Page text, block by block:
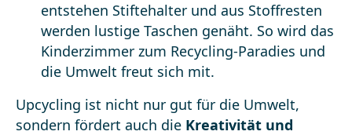
entstehen Stiftehalter und aus Stoffresten
werden lustige Taschen genäht. So wird das
Kinderzimmer zum Recycling-Paradies und
die Umwelt freut sich mit.
Upcycling ist nicht nur gut für die Umwelt,
sondern fördert auch die Kreativität und